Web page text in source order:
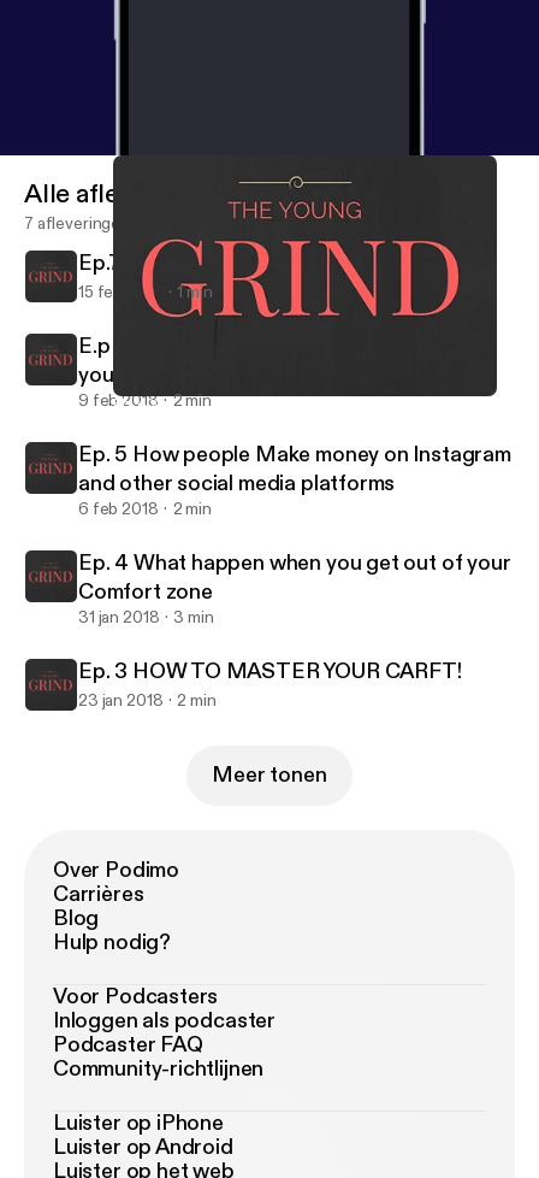
Ep. 4 What happen when you get out of your Comfort zone
Alle afleveringen
7 afleveringen
Ep.7 Are books the cheat code for life?
15 feb 2018 1 min
E.p 6 The first step you need to make when
you grow a personal bread
9 feb 2018 2 min
Ep. 5 How people Make money on Instagram
and other social media platforms
6 feb 2018 2 min
Ep. 4 What happen when you get out of your
Comfort zone
31 jan 2018 3 min
Ep. 3 HOW TO MASTER YOUR CARFT!
23 jan 2018 2 min
Meer tonen
Over Podimo
Carrières
Blog
Hulp nodig?
Voor Podcasters
Inloggen als podcaster
Podcaster FAQ
Community-richtlijnen
Luister op iPhone
Luister op Android
Luister op het web